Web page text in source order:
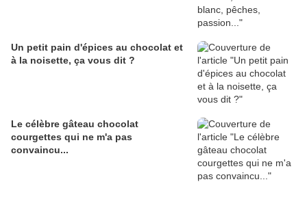
Un petit pain d'épices au chocolat et
à la noisette, ça vous dit ?
Le célèbre gâteau chocolat
courgettes qui ne m'a pas
convaincu...